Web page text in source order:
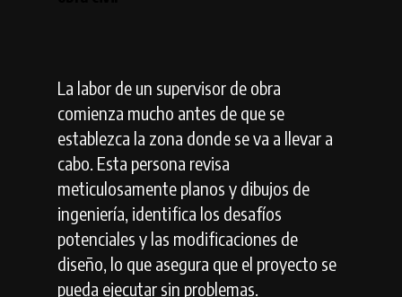
La labor de un supervisor de obra
comienza mucho antes de que se
establezca la zona donde se va a llevar a
cabo. Esta persona revisa
meticulosamente planos y dibujos de
ingeniería, identifica los desafíos
potenciales y las modificaciones de
diseño, lo que asegura que el proyecto se
pueda ejecutar sin problemas.